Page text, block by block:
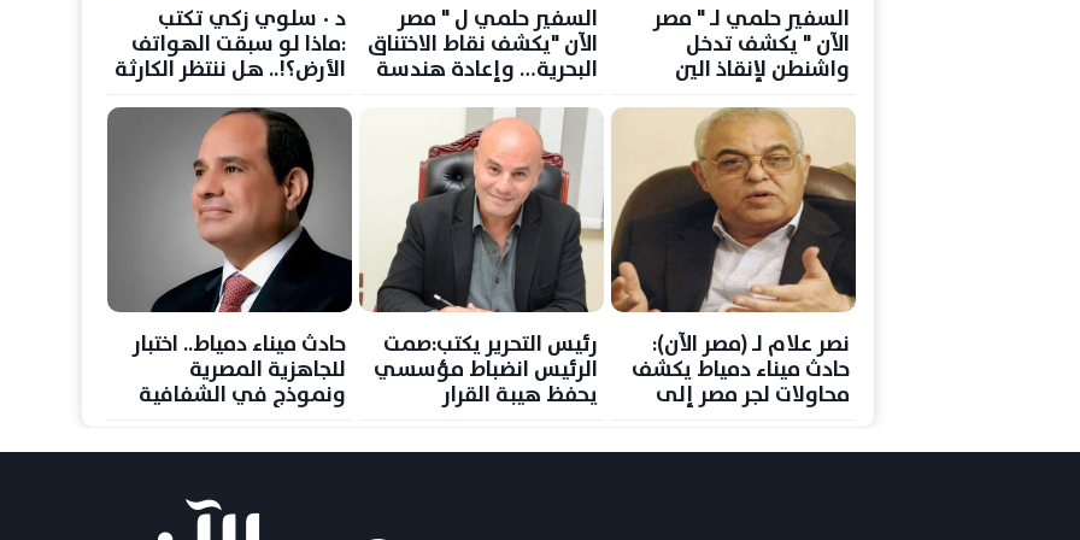
السفير حلمي لـ " مصر
الآن " يكشف تدخل
واشنطن لإنقاذ الين
السفير حلمي ل " مصر
الآن "يكشف نقاط الاختناق
البحرية… وإعادة هندسة
د ٠ سلوي زكي تكتب
:ماذا لو سبقت الهواتف
الأرض؟!.. هل ننتظر الكارثة
نصر علام لـ (مصر الآن):
حادث ميناء دمياط يكشف
محاولات لجر مصر إلى
رئيس التحرير يكتب:صمت
الرئيس انضباط مؤسسي
يحفظ هيبة القرار
حادث ميناء دمياط.. اختبار
للجاهزية المصرية
ونموذج في الشفافية